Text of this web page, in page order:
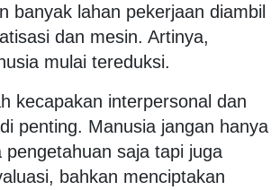
banyak lahan pekerjaan diambil
dan mesin. Artinya,
mulai tereduksi.
kecapakan interpersonal dan
penting. Manusia jangan hanya
pengetahuan saja tapi juga
bahkan menciptakan